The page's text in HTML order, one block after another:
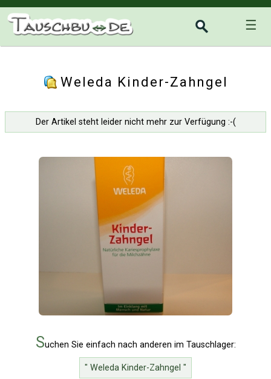
☰
Weleda Kinder-Zahngel
Der Artikel steht leider nicht mehr zur Verfügung :-(
Suchen Sie einfach nach anderen im Tauschlager:
" Weleda Kinder-Zahngel "